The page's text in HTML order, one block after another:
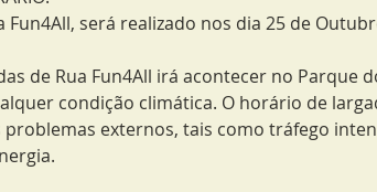
Fun4All, será realizado nos dia 25 de
de Rua Fun4All irá acontecer no Parque
condição climática. O horário de
problemas externos, tais como tráfego